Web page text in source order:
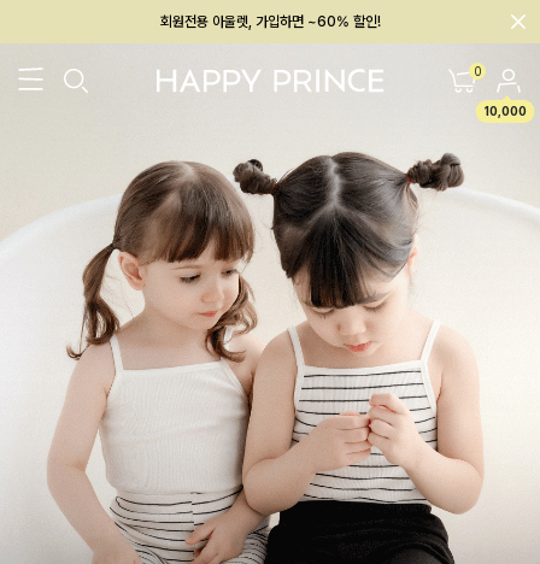
회원전용 아울렛, 가입하면 ~60% 할인!
0
10,000